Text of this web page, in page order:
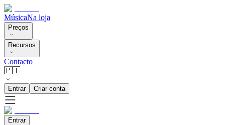
MúsicaNa loja
Preços
Recursos
Contacto
🇵🇹
Entrar Criar conta
Entrar